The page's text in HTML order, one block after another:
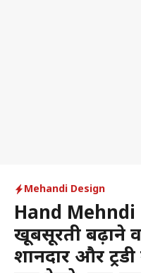
Mehandi Design
Hand Mehndi
खूबसूरती बढ़ाने
शानदार और